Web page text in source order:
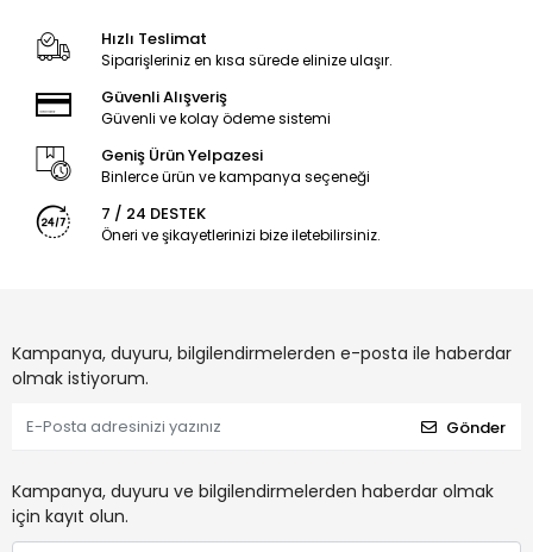
Hızlı Teslimat
Siparişleriniz en kısa sürede elinize ulaşır.
Güvenli Alışveriş
Güvenli ve kolay ödeme sistemi
Geniş Ürün Yelpazesi
Binlerce ürün ve kampanya seçeneği
7 / 24 DESTEK
Öneri ve şikayetlerinizi bize iletebilirsiniz.
Kampanya, duyuru, bilgilendirmelerden e-posta ile haberdar
olmak istiyorum.
Gönder
Kampanya, duyuru ve bilgilendirmelerden haberdar olmak
için kayıt olun.